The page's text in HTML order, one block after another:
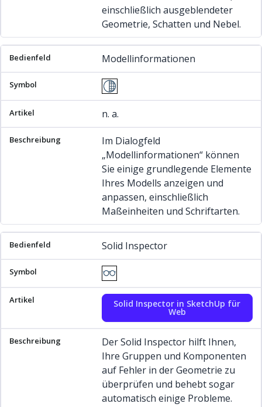
einschließlich ausgeblendeter
Geometrie, Schatten und Nebel.
Modellinformationen
n. a.
Im Dialogfeld
„Modellinformationen“ können
Sie einige grundlegende Elemente
Ihres Modells anzeigen und
anpassen, einschließlich
Maßeinheiten und Schriftarten.
Solid Inspector
Solid Inspector in SketchUp für
Web
Der Solid Inspector hilft Ihnen,
Ihre Gruppen und Komponenten
auf Fehler in der Geometrie zu
überprüfen und behebt sogar
automatisch einige Probleme.